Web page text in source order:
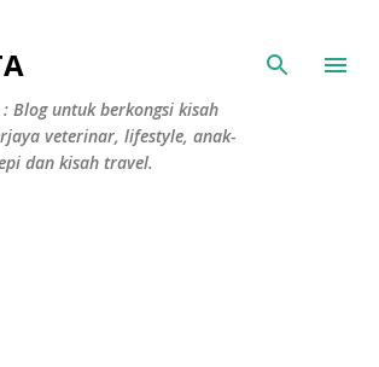
Blog untuk berkongsi kisah
veterinar, lifestyle, anak-
dan kisah travel.